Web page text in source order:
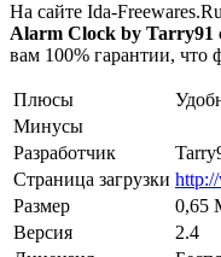
На сайте Ida-
Alarm Clock by Tarry91
вам 100% гарантии, что
Плюсы
Минусы
Разработчик
Страница загрузки
Размер
0,65
Версия
2.4